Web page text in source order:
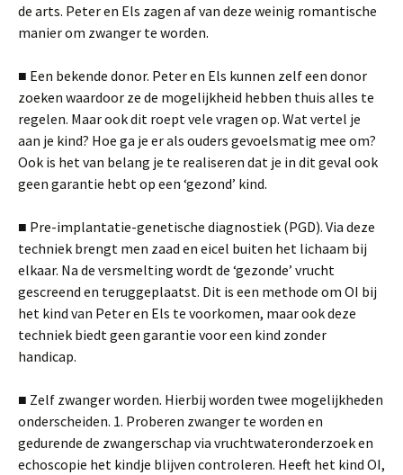
de arts. Peter en Els zagen af van deze weinig romantische
manier om zwanger te worden.
■ Een bekende donor. Peter en Els kunnen zelf een donor
zoeken waardoor ze de mogelijkheid hebben thuis alles te
regelen. Maar ook dit roept vele vragen op. Wat vertel je
aan je kind? Hoe ga je er als ouders gevoelsmatig mee om?
Ook is het van belang je te realiseren dat je in dit geval ook
geen garantie hebt op een ‘gezond’ kind.
■ Pre-implantatie-genetische diagnostiek (PGD). Via deze
techniek brengt men zaad en eicel buiten het lichaam bij
elkaar. Na de versmelting wordt de ‘gezonde’ vrucht
gescreend en teruggeplaatst. Dit is een methode om OI bij
het kind van Peter en Els te voorkomen, maar ook deze
techniek biedt geen garantie voor een kind zonder
handicap.
■ Zelf zwanger worden. Hierbij worden twee mogelijkheden
onderscheiden. 1. Proberen zwanger te worden en
gedurende de zwangerschap via vruchtwateronderzoek en
echoscopie het kindje blijven controleren. Heeft het kind OI,